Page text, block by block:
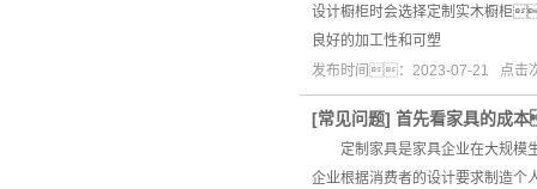
设计橱柜时会选择定制实木橱
良好的加工性和可塑
发布时间：2023-07-21 点
[常见问题] 首先看家具的成
定制家具是家具企业在大规模
企业根据消费者的设计要求